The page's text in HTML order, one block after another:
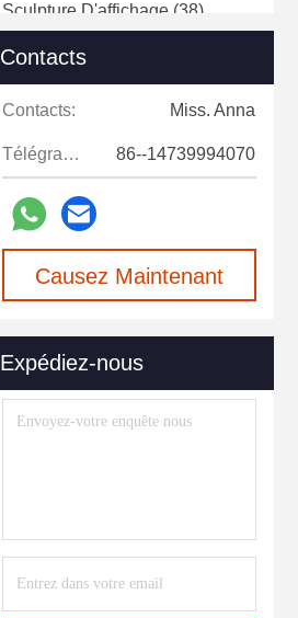
Sculpture D'affichage (38)
Sculptures D'animaux En Fibre
Statue En Fibre De Verre(5)
Sculpture D'art Décoratif(4)
Sculpture Murale Décorative
Contacts
Contacts: Miss. Anna
Télégramme: 86--14739994070
Causez Maintenant
Expédiez-nous